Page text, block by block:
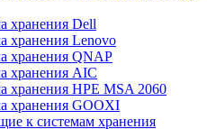
хранения Dell
хранения Lenovo
хранения QNAP
хранения AIC
хранения HPE MSA 2060
хранения GOOXI
к системам хранения